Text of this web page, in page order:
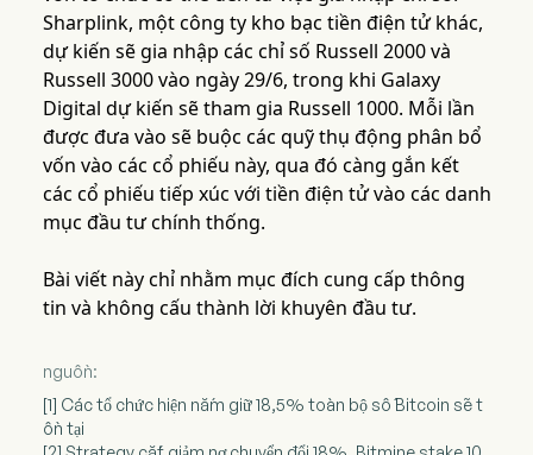
Sharplink, một công ty kho bạc tiền điện tử khác,
dự kiến sẽ gia nhập các chỉ số Russell 2000 và
Russell 3000 vào ngày 29/6, trong khi Galaxy
Digital dự kiến sẽ tham gia Russell 1000. Mỗi lần
được đưa vào sẽ buộc các quỹ thụ động phân bổ
vốn vào các cổ phiếu này, qua đó càng gắn kết
các cổ phiếu tiếp xúc với tiền điện tử vào các danh
mục đầu tư chính thống.
Bài viết này chỉ nhằm mục đích cung cấp thông
tin và không cấu thành lời khuyên đầu tư.
nguồn:
[1] Các tổ chức hiện nắm giữ 18,5% toàn bộ số Bitcoin sẽ t
ồn tại